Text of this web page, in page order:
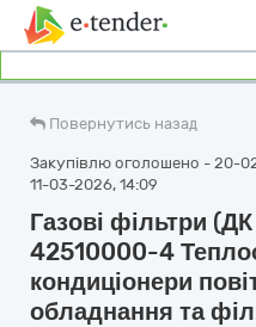
Повернутись назад
Закупівлю оголошено - 20-
11-03-2026, 14:09
Газові фільтри
42510000-4
кондиціонери
обладнання та